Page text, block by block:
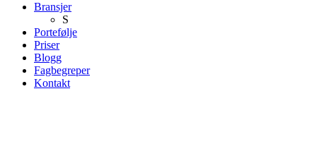
Bransjer
S
Portefølje
Priser
Blogg
Fagbegreper
Kontakt